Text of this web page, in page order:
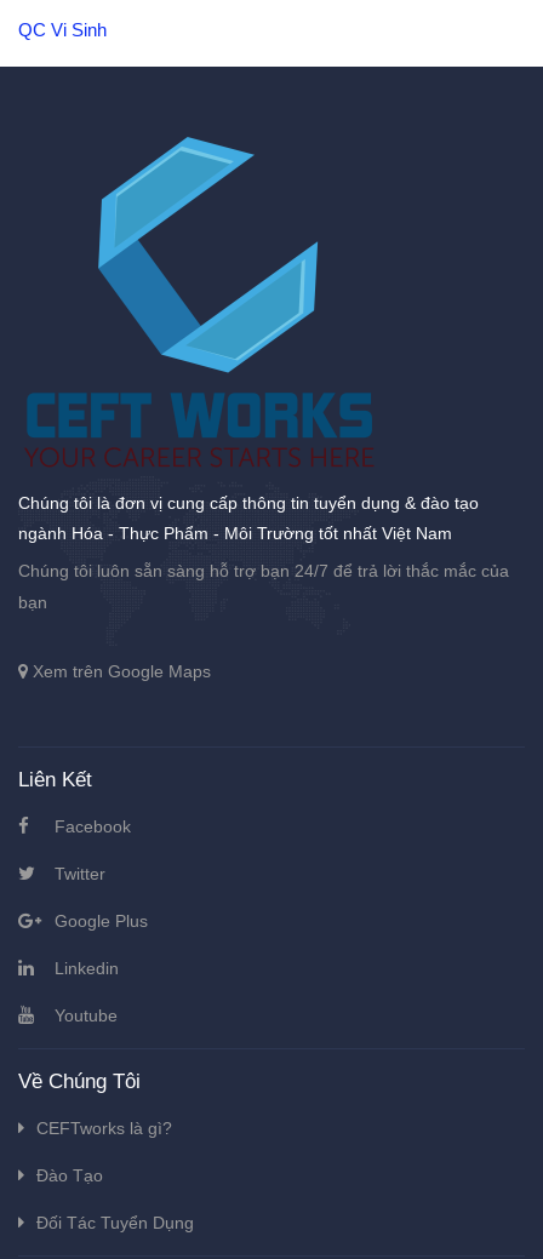
QC Vi Sinh
Chúng tôi là đơn vị cung cấp thông tin tuyển dụng & đào tạo
ngành Hóa - Thực Phẩm - Môi Trường tốt nhất Việt Nam
Chúng tôi luôn sẵn sàng hỗ trợ bạn 24/7 để trả lời thắc mắc của
bạn
Xem trên Google Maps
Liên Kết
Facebook
Twitter
Google Plus
Linkedin
Youtube
Về Chúng Tôi
CEFTworks là gì?
Đào Tạo
Đối Tác Tuyển Dụng